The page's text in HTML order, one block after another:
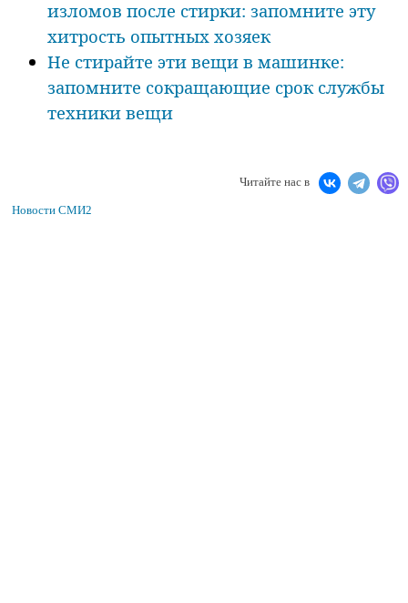
изломов после стирки: запомните эту
хитрость опытных хозяек
Не стирайте эти вещи в машинке:
запомните сокращающие срок службы
техники вещи
Читайте нас в
Новости СМИ2